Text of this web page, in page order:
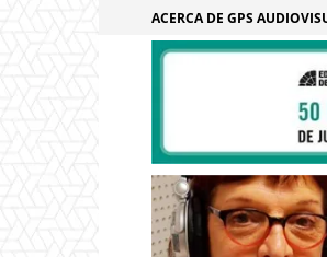
ACERCA DE GPS